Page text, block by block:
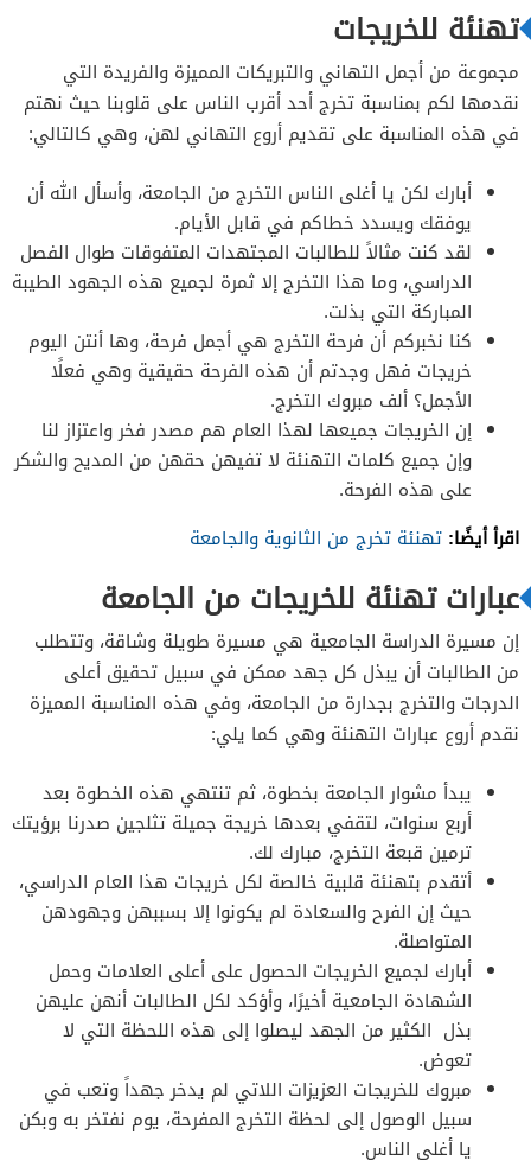
تهنئة للخريجات
مجموعة من أجمل التهاني والتبريكات المميزة والفريدة التي
نقدمها لكم بمناسبة تخرج أحد أقرب الناس على قلوبنا حيث نهتم
في هذه المناسبة على تقديم أروع التهاني لهن، وهي كالتالي:
أبارك لكن يا أغلى الناس التخرج من الجامعة، وأسأل الله أن
يوفقك ويسدد خطاكم في قابل الأيام.
لقد كنت مثالاً للطالبات المجتهدات المتفوقات طوال الفصل
الدراسي، وما هذا التخرج إلا ثمرة لجميع هذه الجهود الطيبة
المباركة التي بذلت.
كنا نخبركم أن فرحة التخرج هي أجمل فرحة، وها أنتن اليوم
خريجات فهل وجدتم أن هذه الفرحة حقيقية وهي فعلًا
الأجمل؟ ألف مبروك التخرج.
إن الخريجات جميعها لهذا العام هم مصدر فخر واعتزاز لنا
وإن جميع كلمات التهنئة لا تفيهن حقهن من المديح والشكر
على هذه الفرحة.
اقرأ أيضًا: تهنئة تخرج من الثانوية والجامعة
عبارات تهنئة للخريجات من الجامعة
إن مسيرة الدراسة الجامعية هي مسيرة طويلة وشاقة، وتتطلب
من الطالبات أن يبذل كل جهد ممكن في سبيل تحقيق أعلى
الدرجات والتخرج بجدارة من الجامعة، وفي هذه المناسبة المميزة
نقدم أروع عبارات التهنئة وهي كما يلي:
يبدأ مشوار الجامعة بخطوة، ثم تنتهي هذه الخطوة بعد
أربع سنوات، لتقفي بعدها خريجة جميلة تثلجين صدرنا برؤيتك
ترمين قبعة التخرج، مبارك لك.
أتقدم بتهنئة قلبية خالصة لكل خريجات هذا العام الدراسي،
حيث إن الفرح والسعادة لم يكونوا إلا بسببهن وجهودهن
المتواصلة.
أبارك لجميع الخريجات الحصول على أعلى العلامات وحمل
الشهادة الجامعية أخيرًا، وأؤكد لكل الطالبات أنهن عليهن
بذل الكثير من الجهد ليصلوا إلى هذه اللحظة التي لا
تعوض.
مبروك للخريجات العزيزات اللاتي لم يدخر جهداً وتعب في
سبيل الوصول إلى لحظة التخرج المفرحة، يوم نفتخر به وبكن
يا أغلى الناس.